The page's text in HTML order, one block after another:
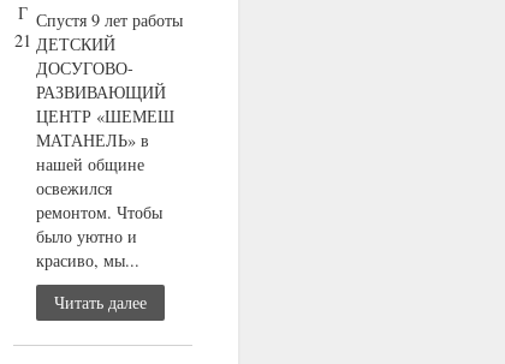
Г
21
Спустя 9 лет работы
ДЕТСКИЙ
ДОСУГОВО-
РАЗВИВАЮЩИЙ
ЦЕНТР «ШЕМЕШ
МАТАНЕЛЬ» в
нашей общине
освежился
ремонтом. Чтобы
было уютно и
красиво, мы...
Читать далее